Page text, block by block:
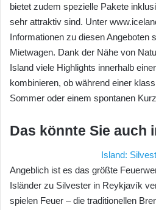
bietet zudem spezielle Pakete
sehr attraktiv sind. Unter
Informationen zu diesen Angeboten
Mietwagen. Dank der Nähe von
Island viele Highlights innerhalb
kombinieren, ob während einer
Sommer oder einem spontanen
Das könnte Sie auch
Island:
Angeblich ist es das größte
Isländer zu Silvester in Reykjavík
spielen Feuer – die traditionellen